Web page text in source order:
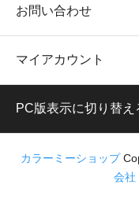
お問い合わせ
マイアカウント
PC版表示に切り替え
カラーミーショップ
会社